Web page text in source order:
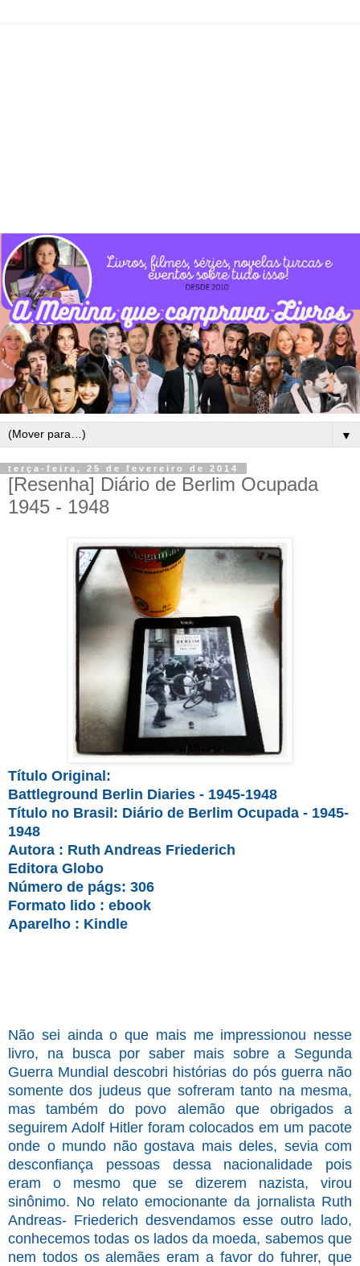
▼
terça-feira, 25 de fevereiro de 2014
[Resenha] Diário de Berlim Ocupada
1945 - 1948
Título Original:
Battleground Berlin Diaries - 1945-1948
Título no Brasil: Diário de Berlim Ocupada - 1945-
1948
Autora : Ruth Andreas Friederich
Editora Globo
Número de págs: 306
Formato lido : ebook
Aparelho : Kindle
Não sei ainda o que mais me impressionou nesse
livro, na busca por saber mais sobre a Segunda
Guerra Mundial descobri histórias do pós guerra não
somente dos judeus que sofreram tanto na mesma,
mas também do povo alemão que obrigados a
seguirem Adolf Hitler foram colocados em um pacote
onde o mundo não gostava mais deles, sevia com
desconfiança pessoas dessa nacionalidade pois
eram o mesmo que se dizerem nazista, virou
sinônimo. No relato emocionante da jornalista Ruth
Andreas- Friederich desvendamos esse outro lado,
conhecemos todas os lados da moeda, sabemos que
nem todos os alemães eram a favor do fuhrer, que